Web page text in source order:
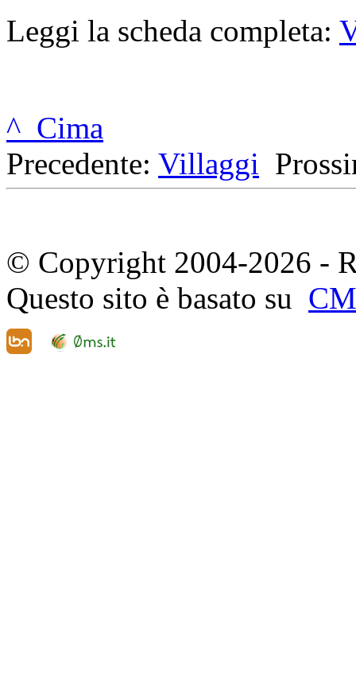
Leggi la scheda completa:
^ Cima
Precedente: Villaggi
© Copyright 2004-2026 -
Questo sito è basato su